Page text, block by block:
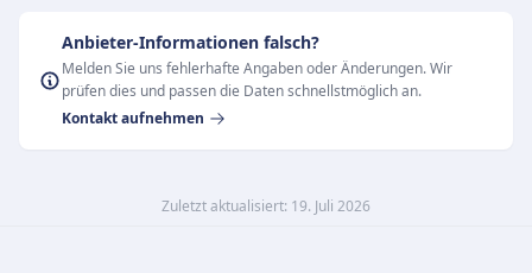
Anbieter-Informationen falsch?
Melden Sie uns fehlerhafte Angaben oder Änderungen. Wir
prüfen dies und passen die Daten schnellstmöglich an.
Kontakt aufnehmen
Zuletzt aktualisiert: 19. Juli 2026